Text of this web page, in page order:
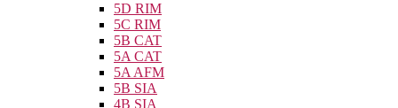
5D RIM
5C RIM
5B CAT
5A CAT
5A AFM
5B SIA
4B SIA